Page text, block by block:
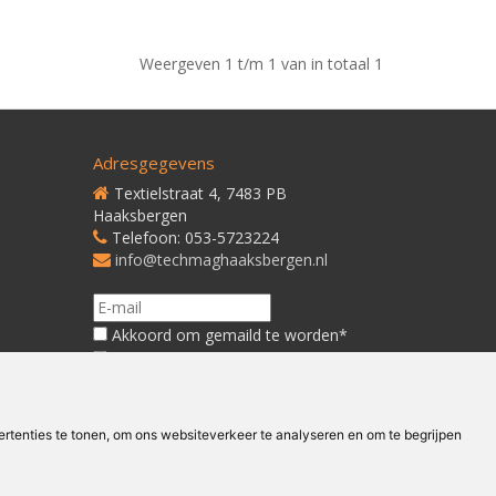
te tonen, om ons websiteverkeer te analyseren en om te begrijpen
Weergeven 1 t/m 1 van in totaal 1
Adresgegevens
Textielstraat 4, 7483 PB
Haaksbergen
Telefoon: 053-5723224
info@techmaghaaksbergen.nl
Akkoord om gemaild te worden*